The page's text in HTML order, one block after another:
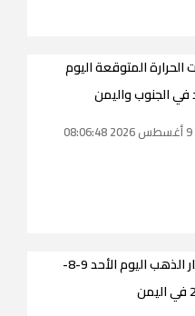
الحرارة المتوقعة اليوم
في الجنوب واليمن
أسعار الذهب اليوم الأحد 9-8-